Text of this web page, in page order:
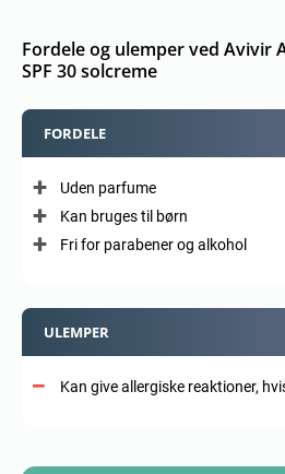
Fordele og ulemper ved Avivir
SPF 30 solcreme
FORDELE
Uden parfume
Kan bruges til børn
Fri for parabener og alkohol
ULEMPER
Kan give allergiske reaktioner,